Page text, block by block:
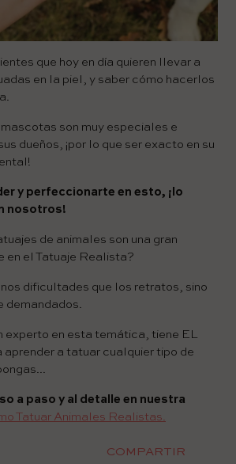
que hoy en día quieren llevar a
en la piel, y saber cómo hacerlos
son muy especiales e
dueños, ¡por lo que ser exacto en su
y perfeccionarte en esto, ¡lo
nosotros!
de animales son una gran
en el Tatuaje Realista?
dificultades que los retratos, sino
demandados.
experto en esta temática, tiene EL
aprender a tatuar cualquier tipo de
a paso y al detalle en nuestra
Tatuar Animales Realistas.
COMPARTIR